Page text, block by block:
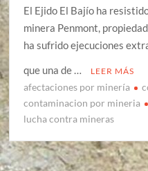
El Ejido El Bajío ha
minera Penmont,
ha sufrido ejecuciones
que una de …
LEER MÁS
afectaciones por minería
contaminacion por mineria
lucha contra mineras